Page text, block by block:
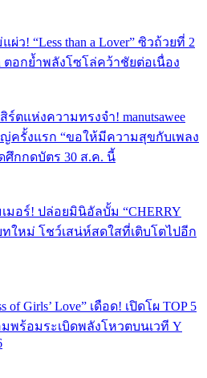
ว! “Less than a Lover” ซิวถ้วยที่ 2
ตอกย้ำพลังโซโล่คว้าชัยต่อเนื่อง
ร์ตแห่งความทรงจำ! manutsawee
ครั้งแรก “ขอให้มีความสุขกับเพลง
ดศึกกดบัตร 30 ส.ค. นี้
มอร์! ปล่อยมินิอัลบั้ม “CHERRY
ใหม่ โชว์เสน่ห์สดใสที่เติบโตไปอีก
of Girls’ Love” เดือด! เปิดโผ TOP 5
พร้อมระเบิดพลังโหวตบนเวที Y